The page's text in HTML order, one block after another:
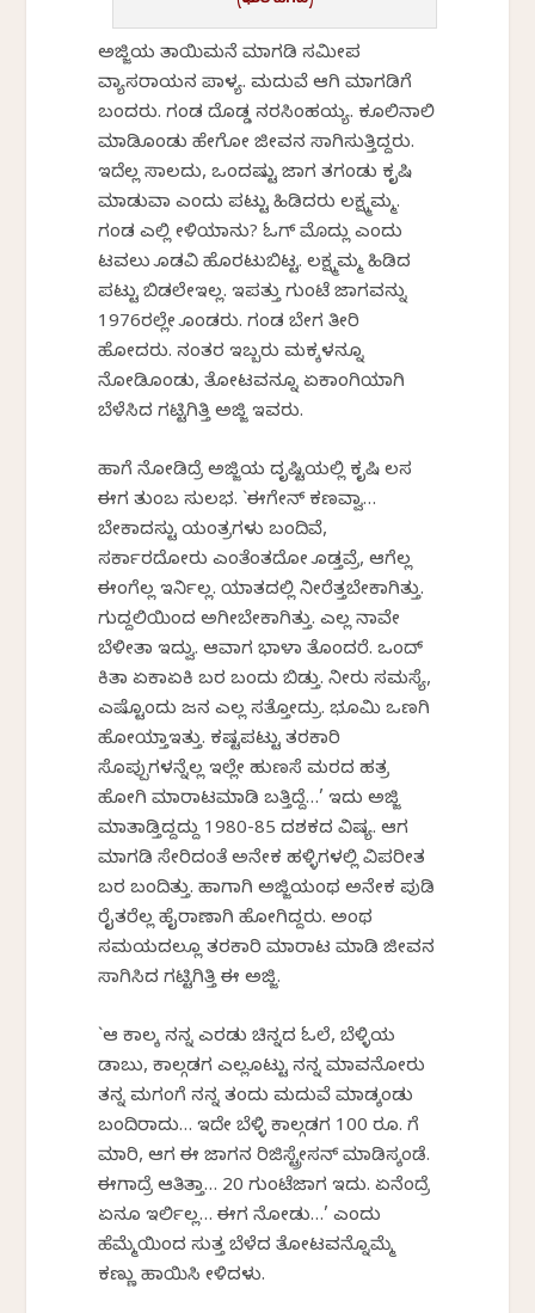
ಅಜ್ಜಿಯ ತಾಯಿಮನೆ ಮಾಗಡಿ ಸಮೀಪ
ವ್ಯಾಸರಾಯನ ಪಾಳ್ಯ. ಮದುವೆ ಆಗಿ ಮಾಗಡಿಗೆ
ಬಂದರು. ಗಂಡ ದೊಡ್ಡ ನರಸಿಂಹಯ್ಯ. ಕೂಲಿನಾಲಿ
ಮಾಡಿಕೊಂಡು ಹೇಗೋ ಜೀವನ ಸಾಗಿಸುತ್ತಿದ್ದರು.
ಇದೆಲ್ಲ ಸಾಲದು, ಒಂದಷ್ಟು ಜಾಗ ತಗಂಡು ಕೃಷಿ
ಮಾಡುವಾ ಎಂದು ಪಟ್ಟು ಹಿಡಿದರು ಲಕ್ಷ್ಮಮ್ಮ.
ಗಂಡ ಎಲ್ಲಿ ಕೇಳಿಯಾನು? ಓಗ್ ಮೊದ್ಲು ಎಂದು
ಟವಲು ಕೊಡವಿ ಹೊರಟುಬಿಟ್ಟ. ಲಕ್ಷ್ಮಮ್ಮ ಹಿಡಿದ
ಪಟ್ಟು ಬಿಡಲೇಇಲ್ಲ. ಇಪತ್ತು ಗುಂಟೆ ಜಾಗವನ್ನು
1976ರಲ್ಲೇ ಕೊಂಡರು. ಗಂಡ ಬೇಗ ತೀರಿ
ಹೋದರು. ನಂತರ ಇಬ್ಬರು ಮಕ್ಕಳನ್ನೂ
ನೋಡಿಕೊಂಡು, ತೋಟವನ್ನೂ ಏಕಾಂಗಿಯಾಗಿ
ಬೆಳೆಸಿದ ಗಟ್ಟಿಗಿತ್ತಿ ಅಜ್ಜಿ ಇವರು.
ಹಾಗೆ ನೋಡಿದ್ರೆ ಅಜ್ಜಿಯ ದೃಷ್ಟಿಯಲ್ಲಿ ಕೃಷಿ ಕೆಲಸ
ಈಗ ತುಂಬ ಸುಲಭ. `ಈಗೇನ್ ಕಣವ್ವಾ…
ಬೇಕಾದಸ್ಟು ಯಂತ್ರಗಳು ಬಂದಿವೆ,
ಸರ್ಕಾರದೋರು ಎಂತೆಂತದೋ ಕೊಡ್ತವ್ರೆ, ಆಗೆಲ್ಲ
ಈಂಗೆಲ್ಲ ಇರ್ನಿಲ್ಲ. ಯಾತದಲ್ಲಿ ನೀರೆತ್ತಬೇಕಾಗಿತ್ತು.
ಗುದ್ದಲಿಯಿಂದ ಅಗೀಬೇಕಾಗಿತ್ತು. ಎಲ್ಲ ನಾವೇ
ಬೆಳೀತಾ ಇದ್ವು. ಆವಾಗ ಭಾಳಾ ತೊಂದರೆ. ಒಂದ್
ಕಿತಾ ಏಕಾಏಕಿ ಬರ ಬಂದು ಬಿಡ್ತು. ನೀರು ಸಮಸ್ಯೆ,
ಎಷ್ಟೊಂದು ಜನ ಎಲ್ಲ ಸತ್ತೋದ್ರು. ಭೂಮಿ ಒಣಗಿ
ಹೋಯ್ತಾಇತ್ತು. ಕಷ್ಟಪಟ್ಟು ತರಕಾರಿ
ಸೊಪ್ಪುಗಳನ್ನೆಲ್ಲ ಇಲ್ಲೇ ಹುಣಸೆ ಮರದ ಹತ್ರ
ಹೋಗಿ ಮಾರಾಟಮಾಡಿ ಬತ್ತಿದ್ದೆ…’ ಇದು ಅಜ್ಜಿ
ಮಾತಾಡ್ತಿದ್ದದ್ದು 1980-85 ದಶಕದ ವಿಷ್ಯ. ಆಗ
ಮಾಗಡಿ ಸೇರಿದಂತೆ ಅನೇಕ ಹಳ್ಳಿಗಳಲ್ಲಿ ವಿಪರೀತ
ಬರ ಬಂದಿತ್ತು. ಹಾಗಾಗಿ ಅಜ್ಜಿಯಂಥ ಅನೇಕ ಪುಡಿ
ರೈತರೆಲ್ಲ ಹೈರಾಣಾಗಿ ಹೋಗಿದ್ದರು. ಅಂಥ
ಸಮಯದಲ್ಲೂ ತರಕಾರಿ ಮಾರಾಟ ಮಾಡಿ ಜೀವನ
ಸಾಗಿಸಿದ ಗಟ್ಟಿಗಿತ್ತಿ ಈ ಅಜ್ಜಿ.
`ಆ ಕಾಲಕ್ಕೆ ನನ್ನ ಎರಡು ಚಿನ್ನದ ಓಲೆ, ಬೆಳ್ಳಿಯ
ಡಾಬು, ಕಾಲ್ಗಡಗ ಎಲ್ಲಕೊಟ್ಟು ನನ್ನ ಮಾವನೋರು
ತನ್ನ ಮಗಂಗೆ ನನ್ನ ತಂದು ಮದುವೆ ಮಾಡ್ಕಂಡು
ಬಂದಿರಾದು… ಇದೇ ಬೆಳ್ಳಿ ಕಾಲ್ಗಡಗ 100 ರೂ. ಗೆ
ಮಾರಿ, ಆಗ ಈ ಜಾಗನ ರಿಜಿಸ್ಟ್ರೇಸನ್ ಮಾಡಿಸ್ಕಂಡೆ.
ಈಗಾದ್ರೆ ಆತಿತ್ತಾ… 20 ಗುಂಟೆಜಾಗ ಇದು. ಏನೆಂದ್ರೆ
ಏನೂ ಇರ್ಲಿಲ್ಲ… ಈಗ ನೋಡು…’ ಎಂದು
ಹೆಮ್ಮೆಯಿಂದ ಸುತ್ತ ಬೆಳೆದ ತೋಟವನ್ನೊಮ್ಮೆ
ಕಣ್ಣು ಹಾಯಿಸಿ ಕೇಳಿದಳು.